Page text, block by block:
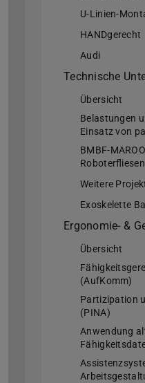
U-Linien-
HANDgerecht
Audi
Technische
Übersicht
Belastungen
Einsatz von
BMBF-
Weitere
Exoskelette
Ergonomie- &
Übersicht
(AufKomm)
Partizipation
(PINA)
Anwendung